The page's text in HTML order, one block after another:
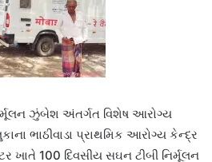
ઝુંબેશ અંતર્ગત વિશેષ આરોગ્ય
ભાઠીવાડા પ્રાથમિક આરોગ્ય કેન્દ્ર
ખાતે 100 દિવસીય સઘન ટીબી નિર્મૂલન